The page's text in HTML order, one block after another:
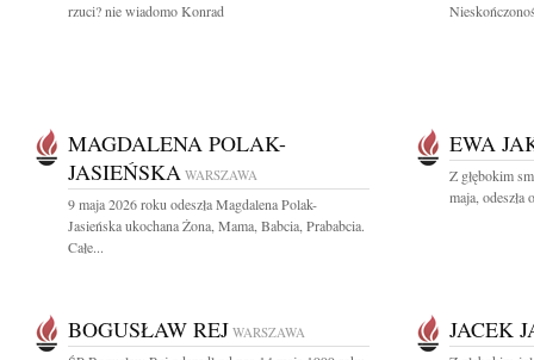
rzuci? nie wiadomo Konrad
MAGDALENA POLAK-
JASIEŃSKA WARSZAWA
9 maja 2026 roku odeszła Magdalena Polak-
Jasieńska ukochana Żona, Mama, Babcia, Prababcia.
Całe...
EWA
Z głębokim
maja,
BOGUSŁAW REJ WARSZAWA JACEK